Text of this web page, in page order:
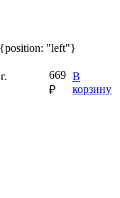
{position: "left"}
669
₽
В
корзину